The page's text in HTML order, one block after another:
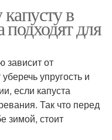
в
подходят для
зависит от
упругость и
если капуста
Так что перед
зимой, стоит